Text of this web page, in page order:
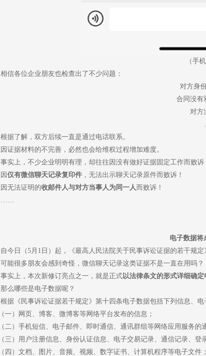
（手
相信各位企业朋友也检查出了不少问题：
对方身
合同没有
对方
根据了解，双方后续一直是通过电话联系。
因证据材料的不完善，必然也会给维权过程增加难度。
事实上，不少企业明明有理，却往往因没有做好证据固定工作而败诉
因仅有微信聊天记录复印件 ，无法出示聊天记录原件而败诉！
因无法证明的收邮件人与对方当事人为同一人而败诉！
……
电子数据将
自今日（5月 1 日）起，《最高人民法院关于民事诉讼证据的若干规
可能很多朋友会感到奇怪，微信聊天记录这类证据不是一直在用吗？
事实上，本次新修订亮点之一，就是正式 以法律条文的形式详细确
那么哪些是电子数据呢？
根据《民事诉讼证据若干规定》第十四条电子数据包括下列信息、电
（一）网页、博客、微博客等网络平台发布的信息；
（二）手机短信、电子邮件、即时通信、通讯群组等网络应用服务的
（三）用户注册信息、身份认证信息、电子交易记录、通信记录、登
（四）文档、图片、音频、视频、数字证书、计算机程序等电子文件；